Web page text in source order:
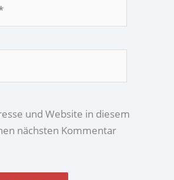
und Website in diesem
nächsten Kommentar